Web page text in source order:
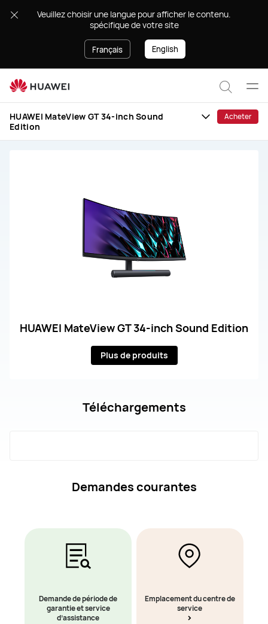
MateView
.Veuillez choisir une langue pour afficher le contenu
spécifique de votre site
Français English
le
HUAWEI MateView GT 34-inch Sound
Edition
Acheter
HUAWEI MateView GT 34-inch Sound Edition
Plus de produits
Téléchargements
Demandes courantes
Demande de période de
garantie et service
d’assistance
Emplacement du centre de
service